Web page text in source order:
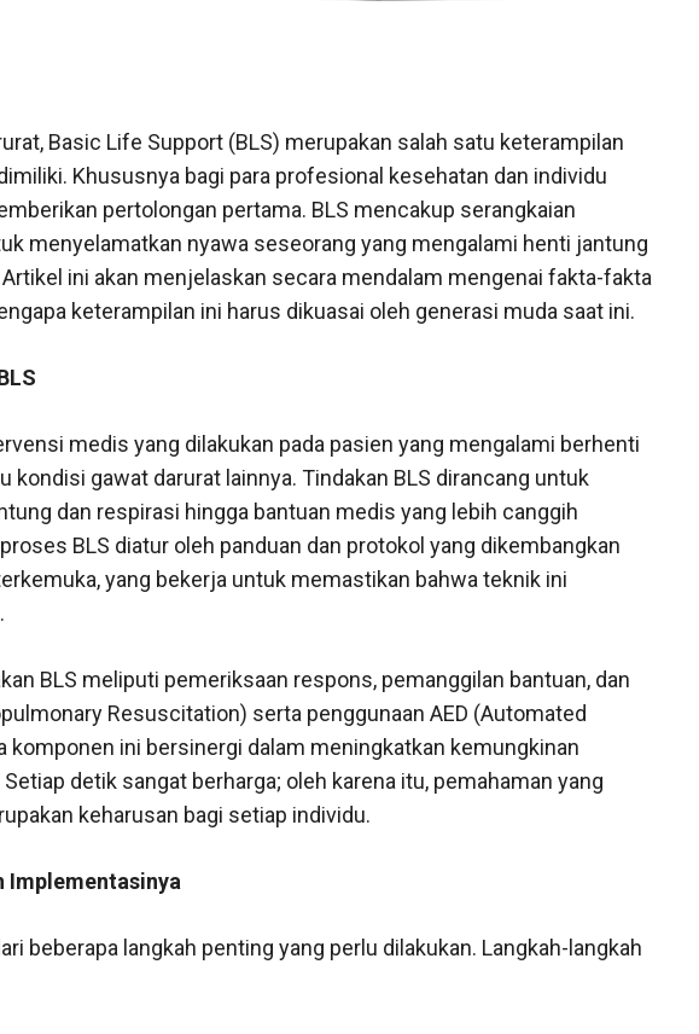
Basic Life Support (BLS) merupakan salah satu keterampilan
Khususnya bagi para profesional kesehatan dan individu
pertolongan pertama. BLS mencakup serangkaian
menyelamatkan nyawa seseorang yang mengalami henti jantung
ini akan menjelaskan secara mendalam mengenai fakta-fakta
keterampilan ini harus dikuasai oleh generasi muda saat ini.
medis yang dilakukan pada pasien yang mengalami berhenti
kondisi gawat darurat lainnya. Tindakan BLS dirancang untuk
dan respirasi hingga bantuan medis yang lebih canggih
BLS diatur oleh panduan dan protokol yang dikembangkan
yang bekerja untuk memastikan bahwa teknik ini
BLS meliputi pemeriksaan respons, pemanggilan bantuan, dan
Resuscitation) serta penggunaan AED (Automated
komponen ini bersinergi dalam meningkatkan kemungkinan
detik sangat berharga; oleh karena itu, pemahaman yang
keharusan bagi setiap individu.
Implementasinya
beberapa langkah penting yang perlu dilakukan. Langkah-langkah